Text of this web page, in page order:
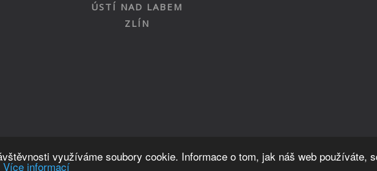
využíváme soubory cookie. Informace o tom, jak náš web používáte,
Více informací
ÚSTÍ NAD LABEM
ZLÍN
Nahoru